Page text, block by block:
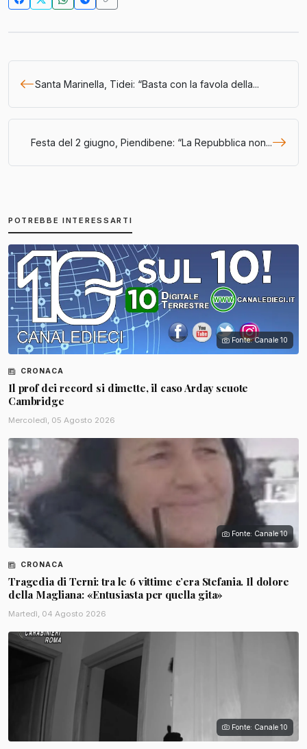
Santa Marinella, Tidei: “Basta con la favola della...
Festa del 2 giugno, Piendibene: “La Repubblica non...
POTREBBE INTERESSARTI
Fonte: Canale 10
CRONACA
Il prof dei record si dimette, il caso Arday scuote
Cambridge
Mercoledì, 05 Agosto 2026
Fonte: Canale 10
CRONACA
Tragedia di Terni: tra le 6 vittime c’era Stefania. Il dolore
della Magliana: «Entusiasta per quella gita»
Martedì, 04 Agosto 2026
Fonte: Canale 10